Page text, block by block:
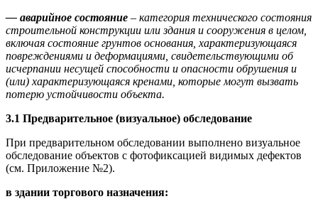
— аварийное состояние – категория технического состояния
строительной конструкции или здания и сооружения в целом,
включая состояние грунтов основания, характеризующаяся
повреждениями и деформациями, свидетельствующими об
исчерпании несущей способности и опасности обрушения и
(или) характеризующаяся кренами, которые могут вызвать
потерю устойчивости объекта.
3.1 Предварительное (визуальное) обследование
При предварительном обследовании выполнено визуальное
обследование объектов с фотофиксацией видимых дефектов
(см. Приложение №2).
в здании торгового назначения: